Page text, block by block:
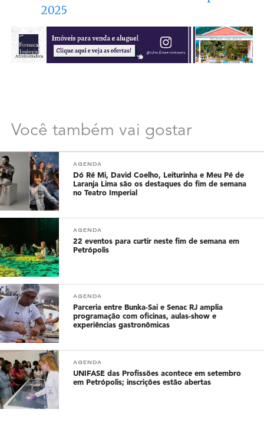
2025
Você também vai gostar
AGENDA
Dó Ré Mi, David Coelho, Leiturinha e Meu Pé de
Laranja Lima são os destaques do fim de semana
no Teatro Imperial
AGENDA
22 eventos para curtir neste fim de semana em
Petrópolis
AGENDA
Parceria entre Bunka-Sai e Senac RJ amplia
programação com oficinas, aulas-show e
experiências gastronômicas
AGENDA
UNIFASE das Profissões acontece em setembro
em Petrópolis; inscrições estão abertas